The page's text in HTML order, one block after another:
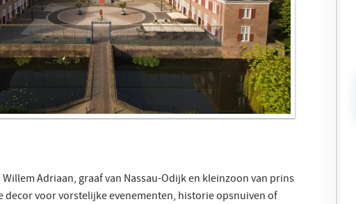
Adriaan, graaf van Nassau-Odijk en kleinzoon van prins
decor voor vorstelijke evenementen, historie opsnuiven of